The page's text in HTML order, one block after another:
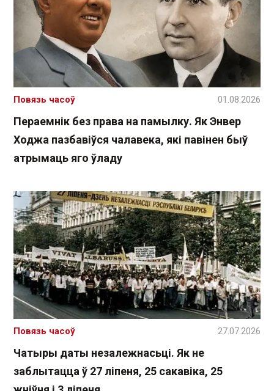
Пераемнік без права на памылку. Як Энвер
Ходжа пазбавіўся чалавека, які павінен быў
атрымаць яго ўладу
Повязь часоў 01.08.2026
Чатыры даты незалежнасьці. Як не
заблытацца ў 27 ліпеня, 25 сакавіка, 25
Повязь часоў 27.07.2026